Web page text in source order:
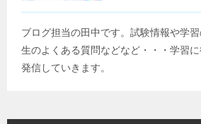
ブログ担当の田中です。試験情報や学
生のよくある質問などなど・・・学習
発信していきます。